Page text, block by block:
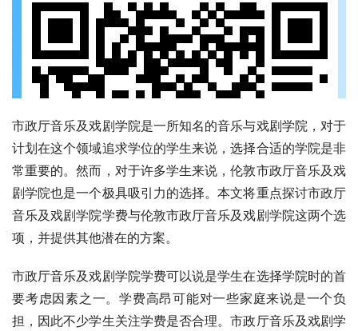
市政厅音乐及戏剧学院是一所知名的音乐与戏剧学院，对于
计划在这个领域追求学位的学生来说，选择合适的学院是非
常重要的。然而，对于许多学生来说，伦敦市政厅音乐及戏
剧学院也是一个极具吸引力的选择。本文将重点探讨市政厅
音乐及戏剧学院学费与伦敦市政厅音乐及戏剧学院这两个选
项，并提供其他潜在的方案。
市政厅音乐及戏剧学院学费可以说是学生在选择学院时的首
要考虑因素之一。学费高昂可能对一些家庭来说是一个负
担，因此不少学生关注学费是否合理。市政厅音乐及戏剧学